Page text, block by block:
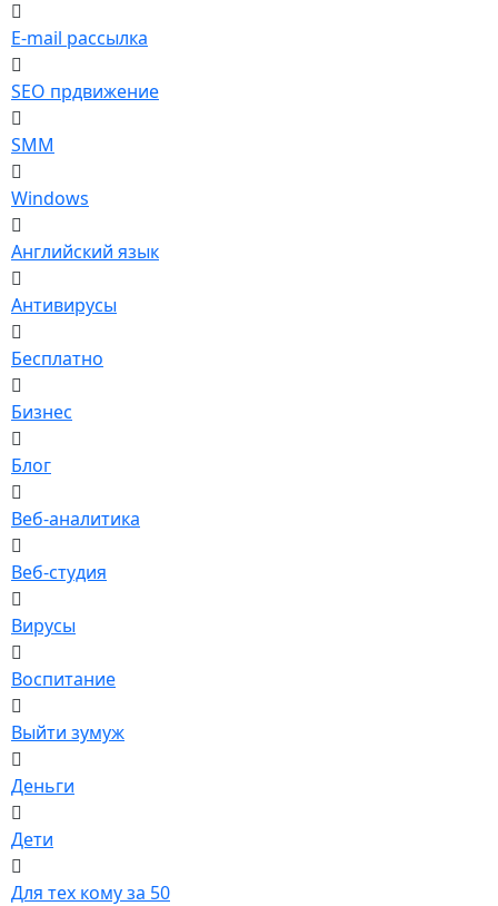
E-mail рассылка
SEO прдвижение
SMM
Windows
Английский язык
Антивирусы
Бесплатно
Бизнес
Блог
Веб-аналитика
Веб-студия
Вирусы
Воспитание
Выйти зумуж
Деньги
Дети
Для тех кому за 50